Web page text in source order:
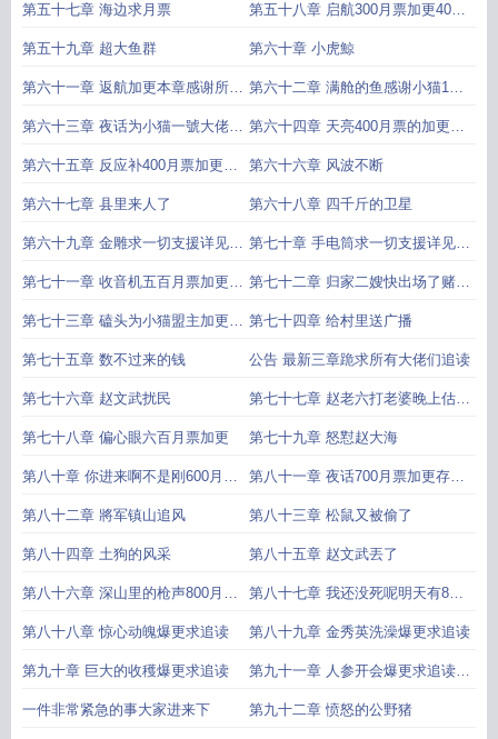
第五十七章 海边求月票 第五十八章 启航300月票加更400
还加
第五十九章 超大鱼群 第六十章 小虎鯨
第六十一章 返航加更本章感谢所有
打赏的大佬
第六十二章 满舱的鱼感谢小猫1號
大佬的打赏
第六十三章 夜话为小猫一號大佬的
打赏加更继续三更晚上还有一章
第六十四章 天亮400月票的加更明
天补
第六十五章 反应补400月票加更正
常两章老时间发
第六十六章 风波不断
第六十七章 县里来人了 第六十八章 四千斤的卫星
第六十九章 金雕求一切支援详见章
末作者说
第七十章 手电筒求一切支援详见章
末作者说
第七十一章 收音机五百月票加更晚
上还一章
第七十二章 归家二嫂快出场了赌你
们猜不到
第七十三章 磕头为小猫盟主加更今
天还是三更
第七十四章 给村里送广播
第七十五章 数不过来的钱 公告 最新三章跪求所有大佬们追读
第七十六章 赵文武扰民 第七十七章 赵老六打老婆晚上估计
有600月票加更
第七十八章 偏心眼六百月票加更 第七十九章 怒懟赵大海
第八十章 你进来啊不是刚600月票
加更这就要700了
第八十一章 夜话700月票加更存稿
太难了啊一直被大佬们掏
第八十二章 將军镇山追风 第八十三章 松鼠又被偷了
第八十四章 土狗的风采 第八十五章 赵文武丟了
第八十六章 深山里的枪声800月票
加更周一发哦
第八十七章 我还没死呢明天有800
月票加更
第八十八章 惊心动魄爆更求追读 第八十九章 金秀英洗澡爆更求追读
第九十章 巨大的收穫爆更求追读 第九十一章 人参开会爆更求追读
800月票加更
一件非常紧急的事大家进来下 第九十二章 愤怒的公野猪